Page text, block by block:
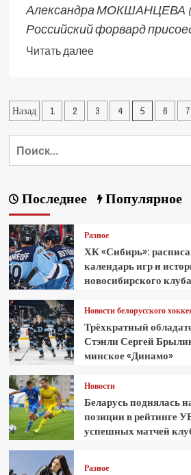
Александра МОКШАНЦЕВА
Российский форвард
Читать далее
Назад 1 2 3 4 5 6 7
Последнее Популярное
Разное
ХК «Сибирь»:
календарь игр и
новосибирского клуба
Новости белорусского
Трёхкратный
Стэнли Сергей
минское «Динамо»
Новости
Беларусь поднялась
позиции в рейтинге
успешных матчей
Разное